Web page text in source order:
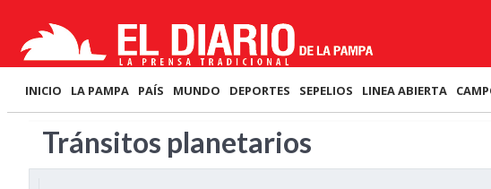
INICIO LA PAMPA PAÍS MUNDO DEPORTES SEPELIOS LINEA ABIERTA
Tránsitos planetarios